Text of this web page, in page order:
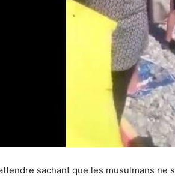
sachant que les musulmans